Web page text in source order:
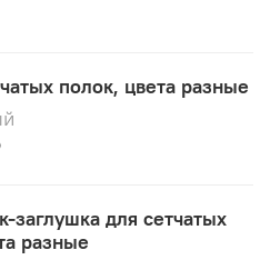
полок, цвета разные
заглушка для сетчатых
разные